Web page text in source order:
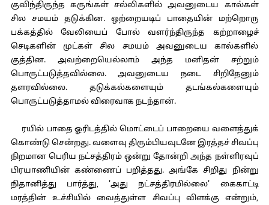
குவிந்திருந்த கருங்கள் சல்லிகளில் அவனுடைய கால்கள்
சில சமயம் தடுக்கின. ஒற்றையடிப் பாதையின் மற்றொரு
பக்கத்தில் வேலியைப் போல் வளர்ந்திருந்த கற்றாழைச்
செடிகளின் முட்கள் சில சமயம் அவனுடைய கால்களில்
குத்தின. அவற்றையெல்லாம் அந்த மனிதன் சற்றும்
பொருட்படுத்தவில்லை. அவனுடைய நடை சிறிதேனும்
தளரவில்லை. தடுக்கல்களையும் தடங்கல்களையும்
பொருட்படுத்தாமல் விரைவாக நடந்தான்.
ரயில் பாதை ஓரிடத்தில் மொட்டைப் பாறையை வளைத்துக்
கொண்டு சென்றது. வளைவு திரும்பியவுடனே இரத்தச் சிவப்பு
நிறமான பெரிய நட்சத்திரம் ஒன்று தோன்றி அந்த நள்ளிரவுப்
பிரயாணியின் கண்ணைப் பறித்தது. அங்கே சிறிது நின்று
நிதானித்து பார்த்து, 'அது நட்சத்திரமில்லை' கைகாட்டி
மரத்தின் உச்சியில் வைத்துள்ள சிவப்பு விளக்கு என்றும்,